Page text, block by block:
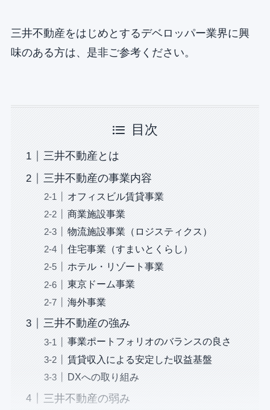
三井不動産をはじめとするデベロッパー業界に興
味のある方は、是非ご参考ください。
目次
三井不動産とは
三井不動産の事業内容
オフィスビル賃貸事業
商業施設事業
物流施設事業（ロジスティクス）
住宅事業（すまいとくらし）
ホテル・リゾート事業
東京ドーム事業
海外事業
三井不動産の強み
事業ポートフォリオのバランスの良さ
賃貸収入による安定した収益基盤
DXへの取り組み
三井不動産の弱み